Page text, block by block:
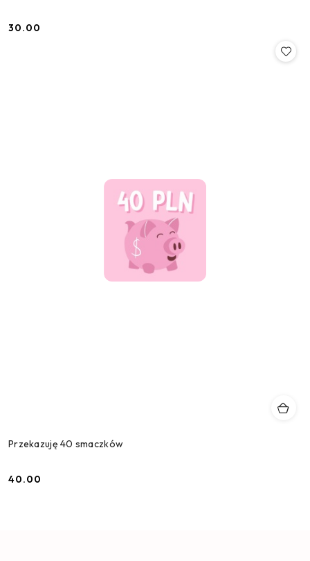
Cena:
30.00
Przekazuję 40 smaczków
Cena:
40.00